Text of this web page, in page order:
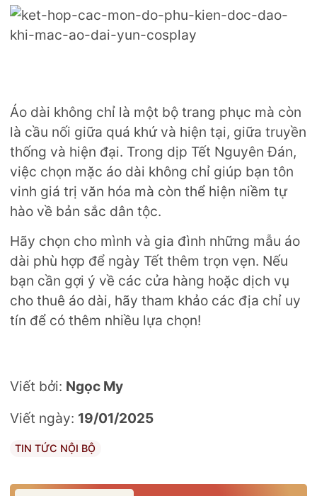
Áo dài không chỉ là một bộ trang phục mà còn
là cầu nối giữa quá khứ và hiện tại, giữa truyền
thống và hiện đại. Trong dịp Tết Nguyên Đán,
việc chọn mặc áo dài không chỉ giúp bạn tôn
vinh giá trị văn hóa mà còn thể hiện niềm tự
hào về bản sắc dân tộc.
Hãy chọn cho mình và gia đình những mẫu áo
dài phù hợp để ngày Tết thêm trọn vẹn. Nếu
bạn cần gợi ý về các cửa hàng hoặc dịch vụ
cho thuê áo dài, hãy tham khảo các địa chỉ uy
tín để có thêm nhiều lựa chọn!
Viết bởi: Ngọc My
TIN TỨC NỘI BỘ
Viết ngày: 19/01/2025